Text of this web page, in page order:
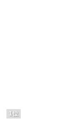
1位